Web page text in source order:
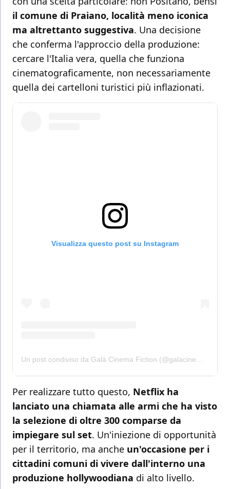
il comune di Praiano, località meno iconica
ma altrettanto suggestiva. Una decisione
che conferma l'approccio della produzione:
cercare l'Italia vera, quella che funziona
cinematograficamente, non necessariamente
quella dei cartelloni turistici più inflazionati.
Visualizza questo post su Instagram
Per realizzare tutto questo, Netflix ha
lanciato una chiamata alle armi che ha visto
la selezione di oltre 300 comparse da
impiegare sul set. Un'iniezione di opportunità
per il territorio, ma anche un'occasione per i
cittadini comuni di vivere dall'interno una
produzione hollywoodiana di alto livello.